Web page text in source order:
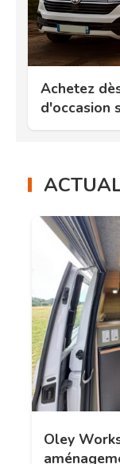
Achetez
d'occasion
Oley